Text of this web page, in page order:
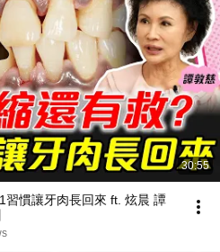
30:55
習慣讓牙肉長回來 ft. 炫晨 譚